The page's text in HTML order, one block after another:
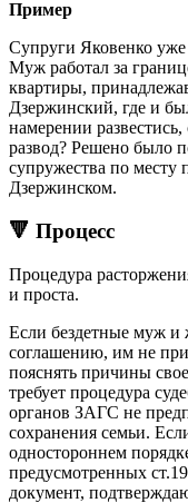
Пример
Супруги Яковенко уже
Муж работал за
квартиры,
Дзержинский, где и
намерении
развод? Решено было
супружества по
Дзержинском.
🔻 Процесс
Процедура
и проста.
Если бездетные муж и
соглашению, им не
пояснять причины
требует процедура
органов ЗАГС не
сохранения семьи.
одностороннем
предусмотренных
документ,